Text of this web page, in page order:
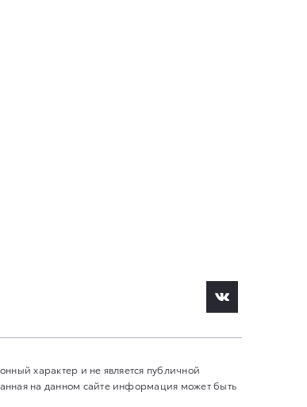
характер и не является публичной
на данном сайте информация может быть